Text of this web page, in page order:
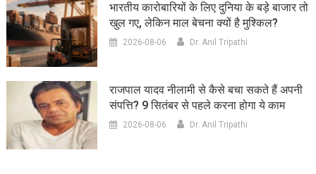
भारतीय कारोबारियों के लिए दुनिया के बड़े बाजार तो
खुल गए, लेकिन माल बेचना क्यों है मुश्किल?
2026-08-06 Dr. Anil Tripathi
राजपाल यादव नीलामी से कैसे बचा सकते हैं अपनी
संपत्ति? 9 सितंबर से पहले करना होगा ये काम
2026-08-06 Dr. Anil Tripathi